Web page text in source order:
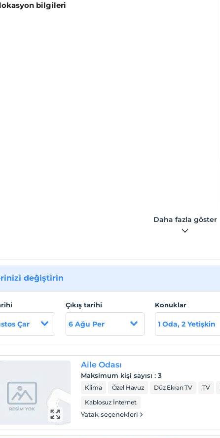
bilgileri
Daha fazla göster
değiştirin
Çar
Çıkış tarihi
6 Ağu Per
Konuklar
1 Oda, 2 Yetişkin
Aile Odası
Maksimum kişi sayısı :3
Klima Özel Havuz Düz Ekran TV TV
Kablosuz İnternet
Yatak seçenekleri